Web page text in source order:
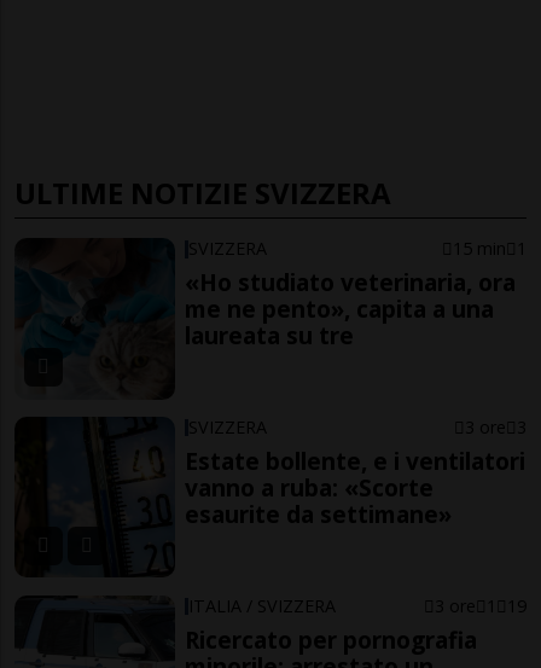
ULTIME NOTIZIE SVIZZERA
SVIZZERA 15 min 1
«Ho studiato veterinaria, ora
me ne pento», capita a una
laureata su tre
SVIZZERA 3 ore 3
Estate bollente, e i ventilatori
vanno a ruba: «Scorte
esaurite da settimane»
ITALIA / SVIZZERA 3 ore 1 19
Ricercato per pornografia